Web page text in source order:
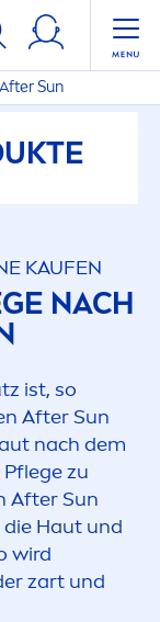
AfterSun
KAUFEN
NACH
ist, so
AfterSun
nach dem
zu
AfterSun
Haut und
wird
zart und